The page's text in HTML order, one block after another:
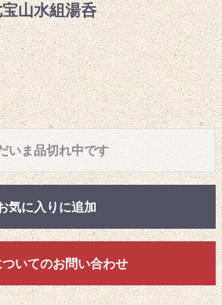
山水組湯呑
いま品切れ中です
気に入りに追加
いてのお問い合わせ